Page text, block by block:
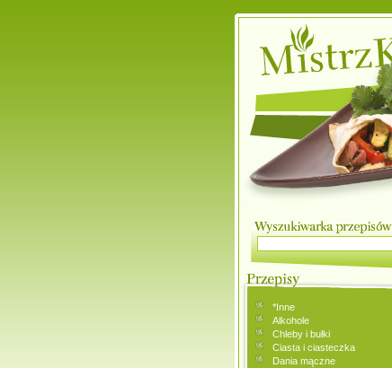
*Inne
Alkohole
Chleby i bułki
Ciasta i ciasteczka
Dania mączne